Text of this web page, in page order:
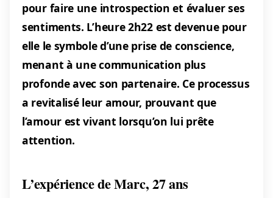
pour faire une introspection et évaluer ses
sentiments. L’heure 2h22 est devenue pour
elle le symbole d’une prise de conscience,
menant à une communication plus
profonde avec son partenaire. Ce processus
a revitalisé leur amour, prouvant que
l’amour est vivant lorsqu’on lui prête
attention.
L’expérience de Marc, 27 ans